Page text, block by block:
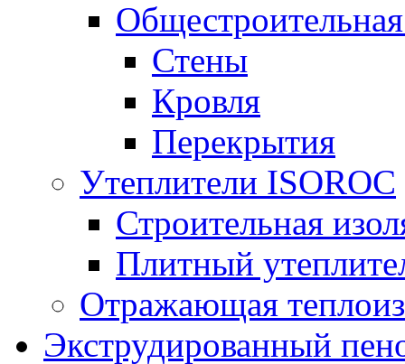
Стены
Кровля
Перекрытия
Утеплители ISOROC
Строительная
Плитный
Отражающая
Экструдированный